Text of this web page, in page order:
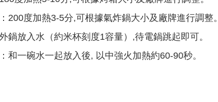
200度加熱3-5分,可根據氣炸鍋大小及廠牌進行調整。
鍋放入水（約米杯刻度1容量）,待電鍋跳起即可。
和一碗水一起放入後, 以中強火加熱約60-90秒。